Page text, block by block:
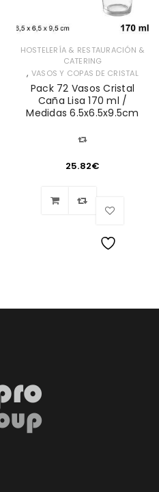
HOSTELERÍA & RESTAURACIÓN &
CATERING
, VASOS Y COPAS DE CRISTAL
Pack 72 Vasos Cristal
Caña Lisa 170 ml /
Medidas 6.5x6.5x9.5cm
25.82€